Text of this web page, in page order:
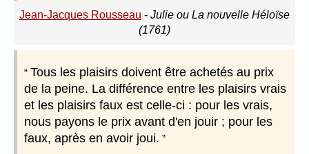
Jean-Jacques Rousseau - Julie ou La nouvelle Héloïse
(1761)
Tous les plaisirs doivent être achetés au prix
de la peine. La différence entre les plaisirs vrais
et les plaisirs faux est celle-ci : pour les vrais,
nous payons le prix avant d'en jouir ; pour les
faux, après en avoir joui.